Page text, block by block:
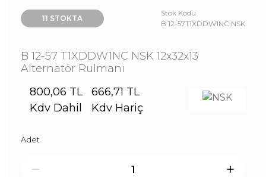
11 STOKTA
Stok Kodu
B 12-57T1XDDW1NC NSK
B 12-57 T1XDDW1NC NSK 12x32x13
Alternatör Rulmanı
800,06 TL
Kdv Dahil
666,71 TL
Kdv Hariç
Adet